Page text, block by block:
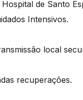
de Santo
Intensivos.
local
recuperações.